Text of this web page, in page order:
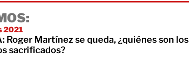
2021
Roger Martínez se queda, ¿quiénes son los
sacrificados?